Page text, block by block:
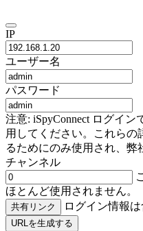
IP
ユーザー名
パスワード
注意: iSpyConnect ログイ
用してください。これらの
るためにのみ使用され、弊
チャンネル
ほとんど使用されません。
共有リンク ログイン情報
URLを生成する